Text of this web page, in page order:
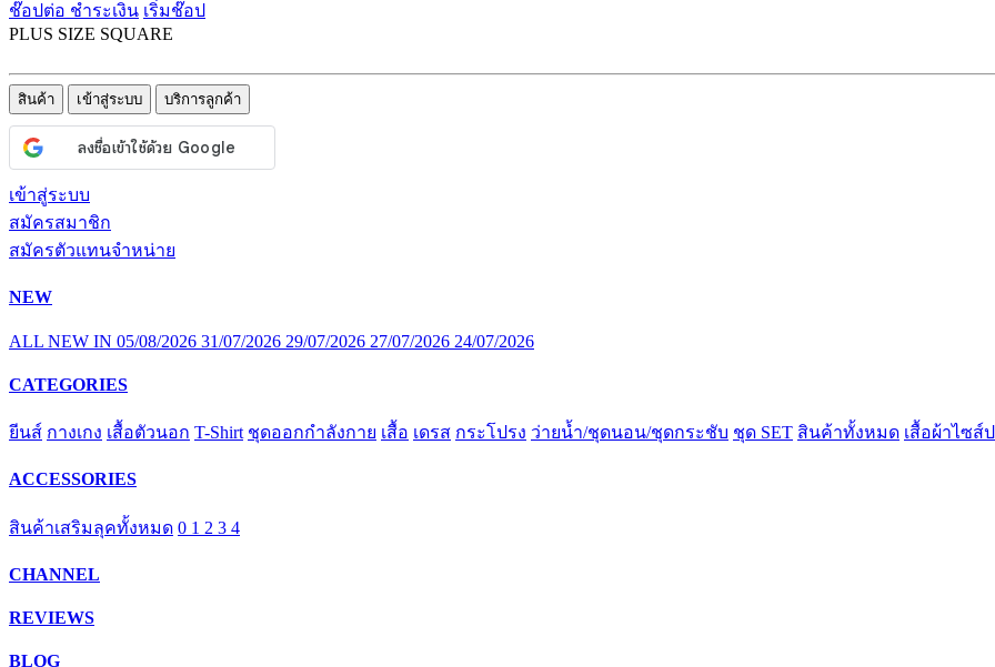
ช๊อปต่อ ชำระเงิน เริ่มช๊อป
PLUS SIZE SQUARE
สินค้า เข้าสู่ระบบ บริการลูกค้า
เข้าสู่ระบบ
สมัครสมาชิก
สมัครตัวแทนจำหน่าย
NEW
ALL NEW IN 05/08/2026 31/07/2026 29/07/2026 27/07/2026 24/07/2026
CATEGORIES
ยีนส์ กางเกง เสื้อตัวนอก T-Shirt ชุดออกกำลังกาย เสื้อ เดรส กระโปรง ว่ายน้ำ/ชุดนอน/ชุดกระชับ ชุด SET สินค้าทั้งหมด เสื้อผ้าไซส์
ACCESSORIES
สินค้าเสริมลุคทั้งหมด 0 1 2 3 4
CHANNEL
REVIEWS
BLOG